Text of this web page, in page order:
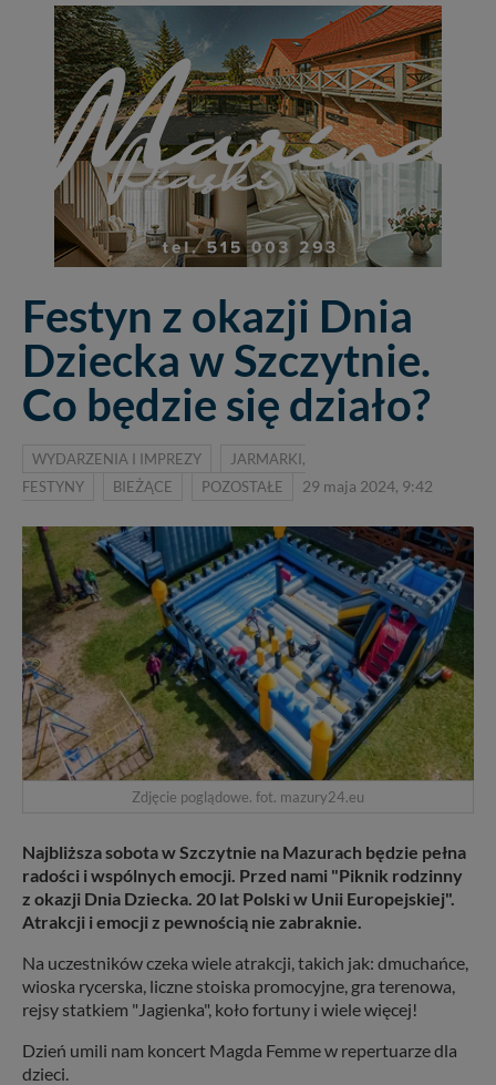
Festyn z okazji Dnia
Dziecka w Szczytnie.
Co będzie się działo?
WYDARZENIA I IMPREZY
JARMARKI,
FESTYNY
BIEŻĄCE POZOSTAŁE 29 maja 2024, 9:42
Zdjęcie poglądowe. fot. mazury24.eu
Najbliższa sobota w Szczytnie na Mazurach będzie pełna
radości i wspólnych emocji. Przed nami "Piknik rodzinny
z okazji Dnia Dziecka. 20 lat Polski w Unii Europejskiej".
Atrakcji i emocji z pewnością nie zabraknie.
Na uczestników czeka wiele atrakcji, takich jak: dmuchańce,
wioska rycerska, liczne stoiska promocyjne, gra terenowa,
rejsy statkiem "Jagienka", koło fortuny i wiele więcej!
Dzień umili nam koncert Magda Femme w repertuarze dla
dzieci.